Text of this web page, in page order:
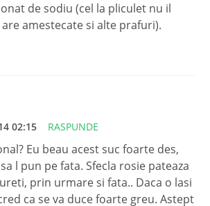
de sodiu (cel la pliculet nu il
amestecate si alte prafuri).
02:15 RASPUNDE
Eu beau acest suc foarte des,
l pun pe fata. Sfecla rosie pateaza
prin urmare si fata.. Daca o lasi
ca se va duce foarte greu. Astept